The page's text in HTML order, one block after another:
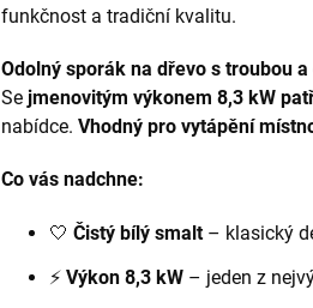
funkčnost a tradiční kvalitu.
Odolný sporák na dřevo s troubou
Se jmenovitým výkonem 8,3 kW
nabídce. Vhodný pro vytápění
Co vás nadchne:
🤍 Čistý bílý smalt – klasický
⚡ Výkon 8,3 kW – jeden z